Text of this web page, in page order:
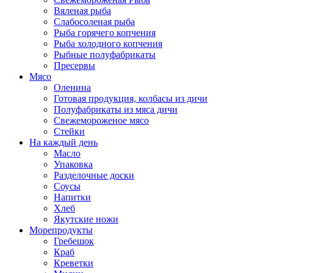
Вяленая рыба
Слабосоленая рыба
Рыба горячего копчения
Рыба холодного копчения
Рыбные полуфабрикаты
Пресервы
Мясо
Оленина
Готовая продукция, колбасы из дичи
Полуфабрикаты из мяса дичи
Свежемороженое мясо
Стейки
На каждый день
Масло
Упаковка
Разделочные доски
Соусы
Напитки
Хлеб
Якутские ножи
Морепродукты
Гребешок
Краб
Креветки